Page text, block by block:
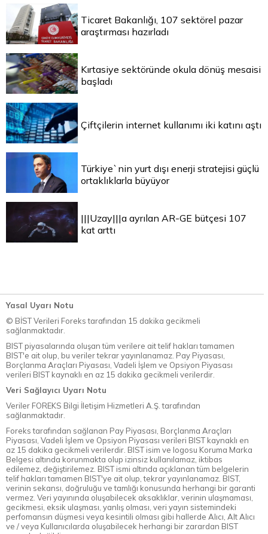
Ticaret Bakanlığı, 107 sektörel pazar
araştırması hazırladı
Kırtasiye sektöründe okula dönüş mesaisi
başladı
Çiftçilerin internet kullanımı iki katını aştı
Türkiye`nin yurt dışı enerji stratejisi güçlü
ortaklıklarla büyüyor
|||Uzay|||a ayrılan AR-GE bütçesi 107
kat arttı
Yasal Uyarı Notu
© BİST Verileri Foreks tarafından 15 dakika gecikmeli
sağlanmaktadır.
BIST piyasalarında oluşan tüm verilere ait telif hakları tamamen
BIST'e ait olup, bu veriler tekrar yayınlanamaz. Pay Piyasası,
Borçlanma Araçları Piyasası, Vadeli İşlem ve Opsiyon Piyasası
verileri BIST kaynaklı en az 15 dakika gecikmeli verilerdir.
Veri Sağlayıcı Uyarı Notu
Veriler FOREKS Bilgi İletişim Hizmetleri A.Ş. tarafından
sağlanmaktadır.
Foreks tarafından sağlanan Pay Piyasası, Borçlanma Araçları
Piyasası, Vadeli İşlem ve Opsiyon Piyasası verileri BIST kaynaklı en
az 15 dakika gecikmeli verilerdir. BIST isim ve logosu Koruma Marka
Belgesi altında korunmakta olup izinsiz kullanılamaz, iktibas
edilemez, değiştirilemez. BIST ismi altında açıklanan tüm belgelerin
telif hakları tamamen BIST'ye ait olup, tekrar yayınlanamaz. BIST,
verinin sekansı, doğruluğu ve tamlığı konusunda herhangi bir garanti
vermez. Veri yayınında oluşabilecek aksaklıklar, verinin ulaşmaması,
gecikmesi, eksik ulaşması, yanlış olması, veri yayın sistemindeki
perfomansın düşmesi veya kesintili olması gibi hallerde Alıcı, Alt Alıcı
ve / veya Kullanıcılarda oluşabilecek herhangi bir zarardan BIST